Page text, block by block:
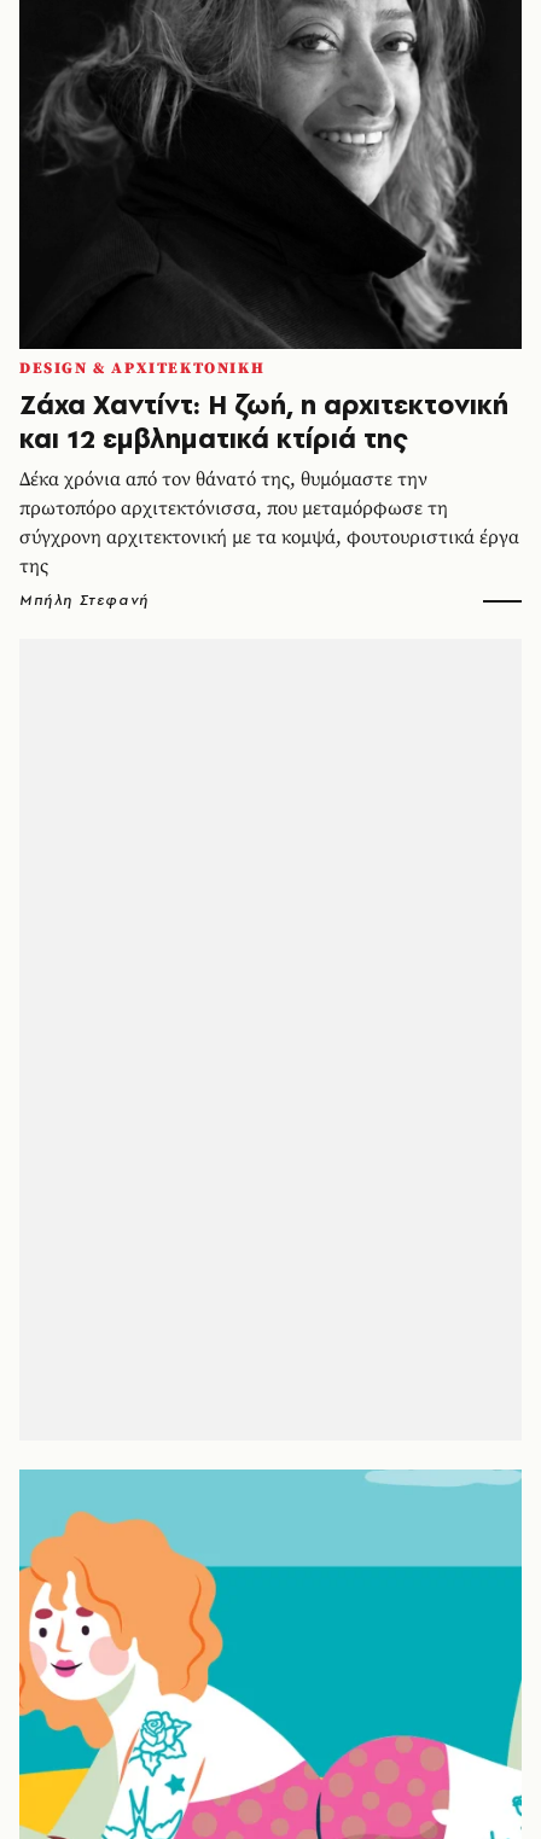
DESIGN & ΑΡΧΙΤΕΚΤΟΝΙΚΗ
Ζάχα Χαντίντ: Η ζωή, η αρχιτεκτονική
και 12 εμβληματικά κτίριά της
Δέκα χρόνια από τον θάνατό της, θυμόμαστε την
πρωτοπόρο αρχιτεκτόνισσα, που μεταμόρφωσε τη
σύγχρονη αρχιτεκτονική με τα κομψά, φουτουριστικά έργα
της
Μπήλη Στεφανή